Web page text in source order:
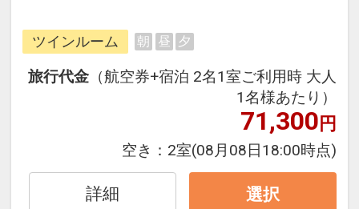
できるダイナミックパッケージだか
ら、一都市滞在はもちろん周遊旅行
にも最適！
旅行期間中の1泊だけの宿泊や延
泊・飛び泊なども自由自在です。
フライトは、安心のJAL（または
JALグループ）確約！フライトマイ
ル50%貯まります。
オプションでレンタカーや現地交
ツインルーム 朝 昼 夕
旅行代金 （航空券+宿泊 2名1室ご利用時 大人
1名様あたり）
71,300円
空き： 2室(08月08日18:00時点)
詳細 選択